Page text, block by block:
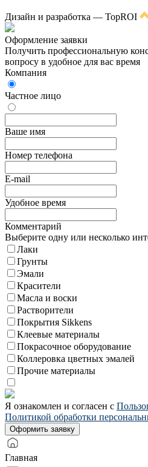
Дизайн и разработка — TopROI
Оформление заявки
Получить профессиональную
вопросу в удобное для вас время
Компания
Частное лицо
Ваше имя
Номер телефона
E-mail
Удобное время
Комментарий
Выберите одну или несколько
Лаки
Грунты
Эмали
Красители
Масла и воски
Растворители
Покрытия Sikkens
Клеевые материалы
Покрасочное оборудование
Коллеровка цветных эмалей
Прочие материалы
Я ознакомлен и согласен с
Политикой обработки
Главная